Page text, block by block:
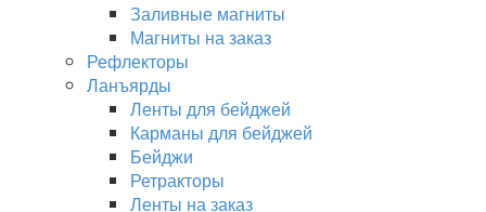
Заливные магниты
Магниты на заказ
Рефлекторы
Ланъярды
Ленты для бейджей
Карманы для бейджей
Бейджи
Ретракторы
Ленты на заказ